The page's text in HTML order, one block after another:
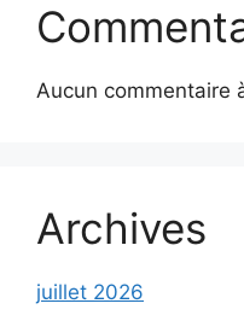
Aucun commentaire
Archives
juillet 2026